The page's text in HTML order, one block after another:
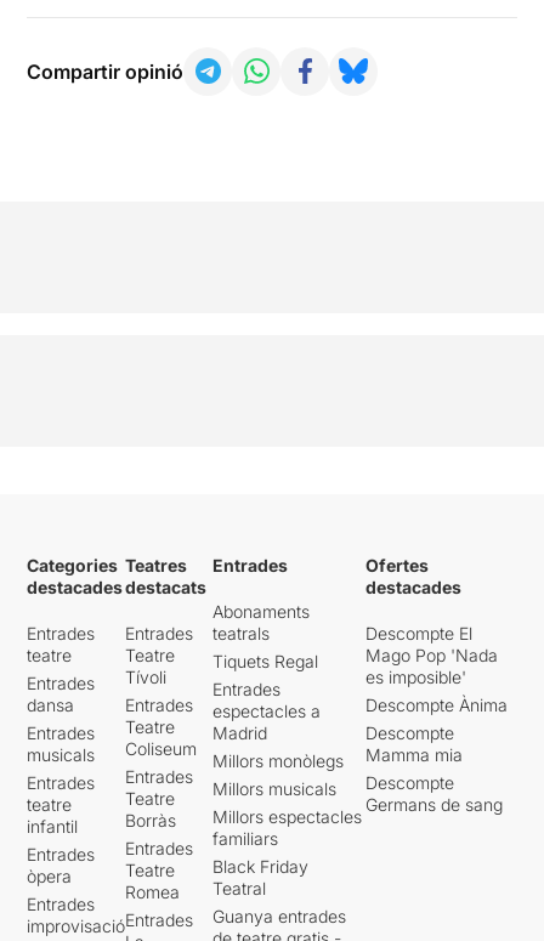
Compartir opinió
Categories
destacades
Entrades
teatre
Entrades
dansa
Entrades
musicals
Entrades
teatre
infantil
Entrades
òpera
Entrades
improvisació
Teatres
destacats
Entrades
Teatre
Tívoli
Entrades
Teatre
Coliseum
Entrades
Teatre
Borràs
Entrades
Teatre
Romea
Entrades
Entrades
Abonaments
teatrals
Tiquets Regal
Entrades
espectacles a
Madrid
Millors monòlegs
Millors musicals
Millors espectacles
familiars
Black Friday
Teatral
Guanya entrades
Ofertes
destacades
Descompte El
Mago Pop 'Nada
es imposible'
Descompte Ànima
Descompte
Mamma mia
Descompte
Germans de sang